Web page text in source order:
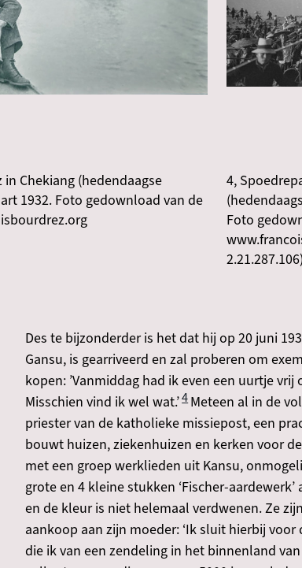
Chekiang (hedendaagse
1932. Foto gedownload van de
4,
Foto
2.21.287.106)
Des te bijzonderder is het dat hij op 20 juni
Gansu, is gearriveerd en zal proberen om
kopen: ’Vanmiddag had ik even een uurtje
Misschien vind ik wel wat.’4​​​​​​​​​​​​​​Meteen al in de
priester van de katholieke missiepost, een
bouwt huizen, ziekenhuizen en kerken voor
met een groep werklieden uit Kansu,
grote en 4 kleine stukken ‘Fischer-
en de kleur is niet helemaal verdwenen. Ze
aankoop aan zijn moeder: ‘Ik sluit hierbij
die ik van een zendeling in het binnenland